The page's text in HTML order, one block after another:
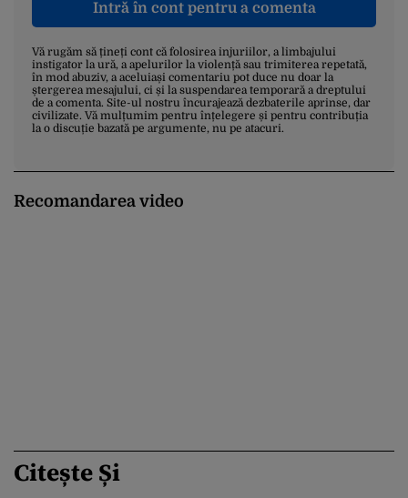
Intră în cont pentru a comenta
Vă rugăm să țineți cont că folosirea injuriilor, a limbajului
instigator la ură, a apelurilor la violență sau trimiterea repetată,
în mod abuziv, a aceluiași comentariu pot duce nu doar la
ștergerea mesajului, ci și la suspendarea temporară a dreptului
de a comenta. Site-ul nostru încurajează dezbaterile aprinse, dar
civilizate. Vă mulțumim pentru înțelegere și pentru contribuția
la o discuție bazată pe argumente, nu pe atacuri.
Recomandarea video
Citește Și